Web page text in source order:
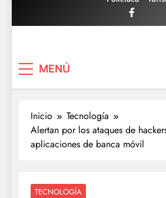
MENÚ
Inicio
Tecnología
Alertan por los ataques de
aplicaciones de banca móvil
TECNOLOGÍA